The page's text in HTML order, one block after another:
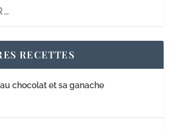
RECETTES
chocolat et sa ganache